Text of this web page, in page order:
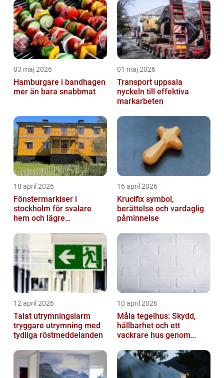
03 maj 2026
Hamburgare i bandhagen
mer än bara snabbmat
01 maj 2026
Transport uppsala
nyckeln till effektiva
markarbeten
18 april 2026
Fönstermarkiser i
stockholm för svalare
hem och lägre
16 april 2026
Krucifix symbol,
berättelse och vardaglig
påminnelse
12 april 2026
Talat utrymningslarm
tryggare utrymning med
tydliga röstmeddelanden
10 april 2026
Måla tegelhus: Skydd,
hållbarhet och ett
vackrare hus genom